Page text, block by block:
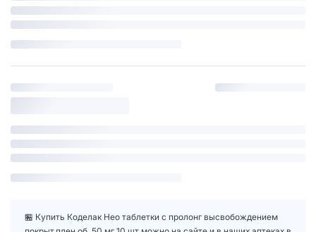
🏪 Купить Коделак Нео таблетки с пролонг высвобождением